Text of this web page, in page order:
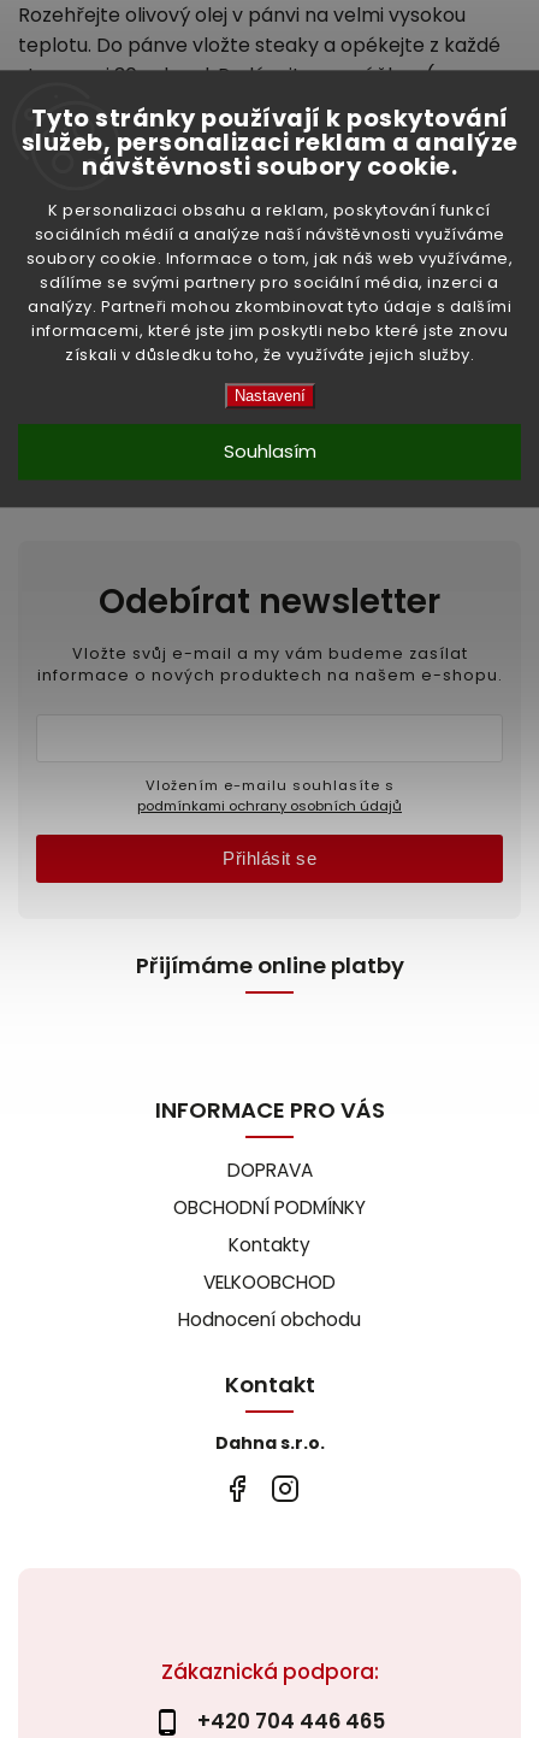
Tyto stránky používají k poskytování
služeb, personalizaci reklam a analýze
návštěvnosti soubory cookie.
K personalizaci obsahu a reklam, poskytování funkcí
sociálních médií a analýze naší návštěvnosti využíváme
soubory cookie. Informace o tom, jak náš web využíváme,
sdílíme se svými partnery pro sociální média, inzerci a
analýzy. Partneři mohou zkombinovat tyto údaje s dalšími
informacemi, které jste jim poskytli nebo které jste znovu
získali v důsledku toho, že využíváte jejich služby.
Nastavení
Souhlasím
Rozehřejte olivový olej v pánvi na velmi vysokou
teplotu. Do pánve vložte steaky a opékejte z každé
strany asi 30 sekund. Podávejte s omáčkou (s
octem) a wasabi pastou.
Předchozí článek
Zákaznická podpora:
+420 704 446 465
Odebírat newsletter
Vložte svůj e-mail a my vám budeme zasílat
informace o nových produktech na našem e-shopu.
podmínkami ochrany osobních údajů
Přihlásit se
Přijímáme online platby
INFORMACE PRO VÁS
DOPRAVA
OBCHODNÍ PODMÍNKY
Kontakty
VELKOOBCHOD
Hodnocení obchodu
Kontakt
Dahna s.r.o.